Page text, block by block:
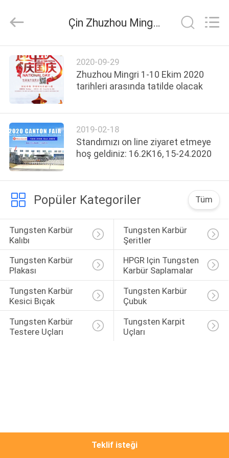
ANA
SAYFA
ÜRÜNLER
HAKKIMIZDA
FABRIKA
KALITE
KONTROL
BIZE
ULAŞIN
HABERLER
Carbide
Rights
Çin Zhuzhou Mingri Cemented Carbide Co., Ltd. Şirket Haberleri
2020-09-29
Zhuzhou Mingri 1-10 Ekim 2020
tarihleri ​​arasında tatilde olacak
2019-02-18
Standımızı on line ziyaret etmeye
hoş geldiniz: 16.2K16, 15-24.2020
Popüler Kategoriler Tüm
Tungsten Karbür
Kalıbı
Tungsten Karbür
Şeritler
Tungsten Karbür
Plakası
HPGR Için Tungsten
Karbür Saplamalar
Tungsten Karbür
Kesici Bıçak
Tungsten Karbür
Çubuk
Tungsten Karbür
Testere Uçları
Tungsten Karpit
Uçları
Teklif isteği